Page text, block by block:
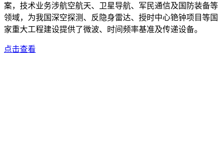
案，技术业务涉航空航天、卫星导航、军民通信及国防装备等
领域，为我国深空探测、反隐身雷达、授时中心铯钟项目等国
家重大工程建设提供了微波、时间频率基准及传递设备。
点击查看